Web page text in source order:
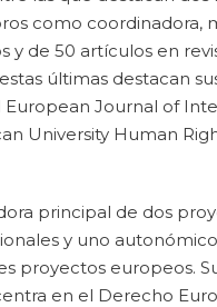
como coordinadora,
y de 50 artículos en
últimas destacan
Journal of
University Human
principal de dos
y uno
proyectos europeos.
en el Derecho